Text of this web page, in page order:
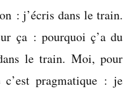
: j’écris dans le train.
ça : pourquoi ç’a du
le train. Moi, pour
pragmatique : je